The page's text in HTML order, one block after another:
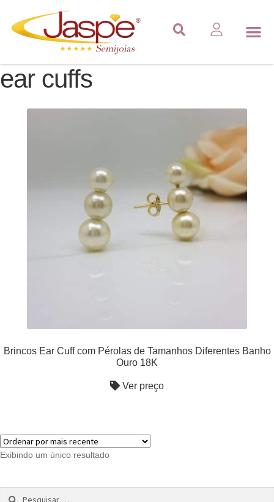
ear cuffs
Brincos Ear Cuff com Pérolas de Tamanhos Diferentes Banho
Ouro 18K
Ver preço
Exibindo um único resultado